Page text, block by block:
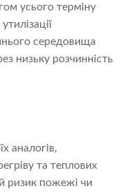
усього терміну
середовища
низьку розчинність
аналогів,
та теплових
ризик пожежі чи